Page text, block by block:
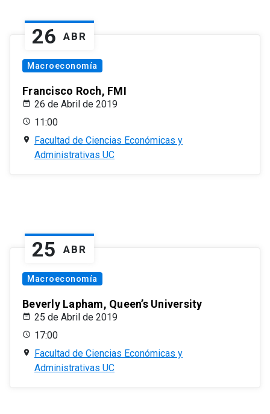
26 ABR
Macroeconomía
Francisco Roch, FMI
26 de Abril de 2019
11:00
Facultad de Ciencias Económicas y
Administrativas UC
25 ABR
Macroeconomía
Beverly Lapham, Queen’s University
25 de Abril de 2019
17:00
Facultad de Ciencias Económicas y
Administrativas UC